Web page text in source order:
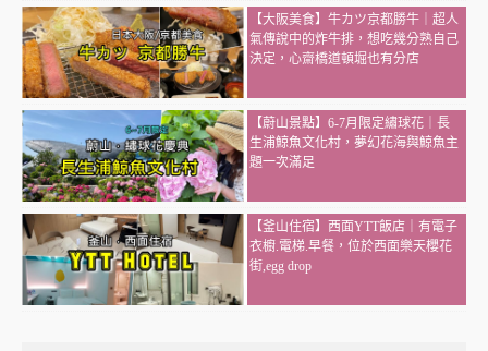
【大阪美食】牛カツ京都勝牛｜超人
氣傳說中的炸牛排，想吃幾分熟自己
決定，心齋橋道頓堀也有分店
【蔚山景點】6-7月限定繡球花｜長
生浦鯨魚文化村，夢幻花海與鯨魚主
題一次滿足
【釜山住宿】西面YTT飯店｜有電子
衣櫥.電梯.早餐，位於西面樂天櫻花
街,egg drop